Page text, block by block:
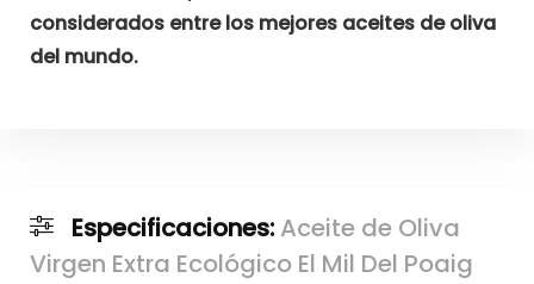
considerados entre los mejores aceites de oliva
del mundo.
Especificaciones: Aceite de Oliva
Virgen Extra Ecológico El Mil Del Poaig